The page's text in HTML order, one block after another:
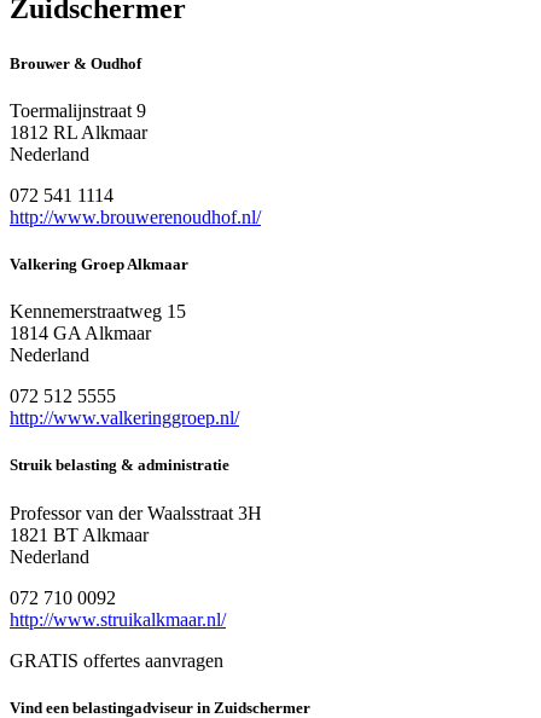
Zuidschermer
Brouwer & Oudhof
Toermalijnstraat 9
1812 RL Alkmaar
Nederland
072 541 1114
http://www.brouwerenoudhof.nl/
Valkering Groep Alkmaar
Kennemerstraatweg 15
1814 GA Alkmaar
Nederland
072 512 5555
http://www.valkeringgroep.nl/
Struik belasting & administratie
Professor van der Waalsstraat 3H
1821 BT Alkmaar
Nederland
072 710 0092
http://www.struikalkmaar.nl/
GRATIS offertes aanvragen
Vind een belastingadviseur in Zuidschermer